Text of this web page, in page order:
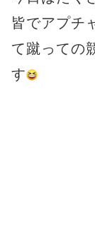
皆でアプチ
て蹴っての
す